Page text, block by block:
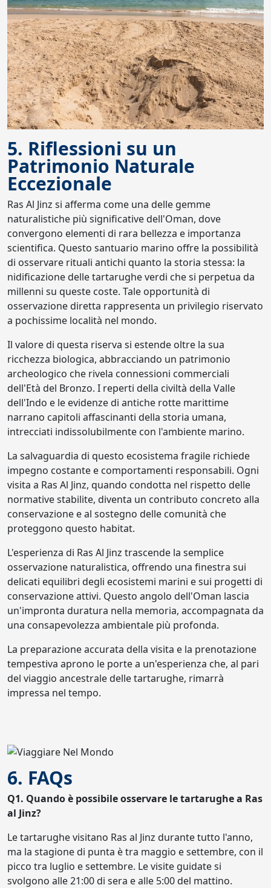
5. Riflessioni su un
Patrimonio Naturale
Eccezionale
Ras Al Jinz si afferma come una delle gemme
naturalistiche più significative dell'Oman, dove
convergono elementi di rara bellezza e importanza
scientifica. Questo santuario marino offre la possibilità
di osservare rituali antichi quanto la storia stessa: la
nidificazione delle tartarughe verdi che si perpetua da
millenni su queste coste. Tale opportunità di
osservazione diretta rappresenta un privilegio riservato
a pochissime località nel mondo.
Il valore di questa riserva si estende oltre la sua
ricchezza biologica, abbracciando un patrimonio
archeologico che rivela connessioni commerciali
dell'Età del Bronzo. I reperti della civiltà della Valle
dell'Indo e le evidenze di antiche rotte marittime
narrano capitoli affascinanti della storia umana,
intrecciati indissolubilmente con l'ambiente marino.
La salvaguardia di questo ecosistema fragile richiede
impegno costante e comportamenti responsabili. Ogni
visita a Ras Al Jinz, quando condotta nel rispetto delle
normative stabilite, diventa un contributo concreto alla
conservazione e al sostegno delle comunità che
proteggono questo habitat.
L'esperienza di Ras Al Jinz trascende la semplice
osservazione naturalistica, offrendo una finestra sui
delicati equilibri degli ecosistemi marini e sui progetti di
conservazione attivi. Questo angolo dell'Oman lascia
un'impronta duratura nella memoria, accompagnata da
una consapevolezza ambientale più profonda.
La preparazione accurata della visita e la prenotazione
tempestiva aprono le porte a un'esperienza che, al pari
del viaggio ancestrale delle tartarughe, rimarrà
impressa nel tempo.
6. FAQs
Q1. Quando è possibile osservare le tartarughe a Ras
al Jinz?
Le tartarughe visitano Ras al Jinz durante tutto l'anno,
ma la stagione di punta è tra maggio e settembre, con il
picco tra luglio e settembre. Le visite guidate si
svolgono alle 21:00 di sera e alle 5:00 del mattino.